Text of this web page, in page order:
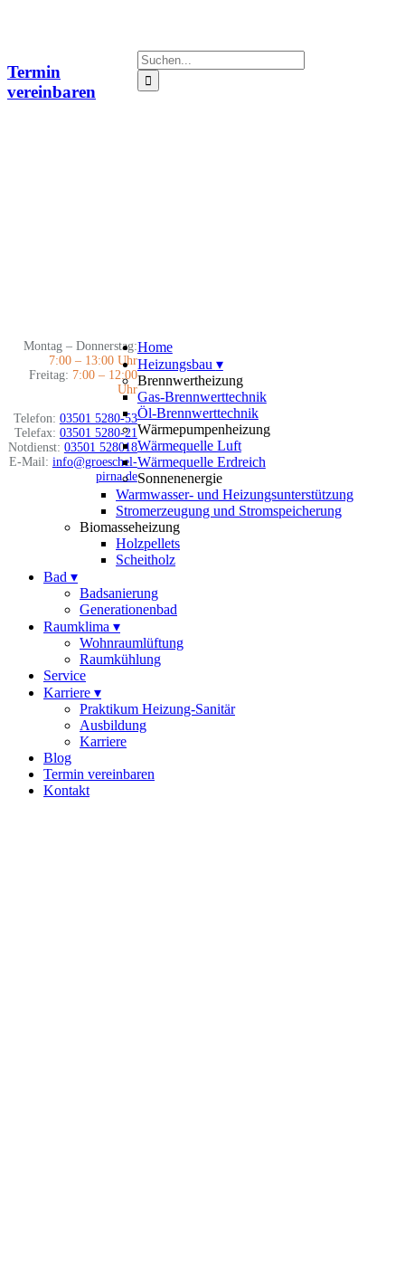
Termin
vereinbaren
Montag – Donnerstag:
7:00 – 13:00 Uhr
Freitag: 7:00 – 12:00
Uhr
Telefon: 03501 5280-53
Telefax: 03501 5280-21
Notdienst: 03501 528018
E-Mail: info@groeschel-
pirna.de
Suche
nach:
Home
Heizungsbau ▾
Brennwertheizung
Gas-Brennwerttechnik
Öl-Brennwerttechnik
Wärmepumpenheizung
Wärmequelle Luft
Wärmequelle Erdreich
Sonnenenergie
Warmwasser- und Heizungsunterstützung
Stromerzeugung und Stromspeicherung
Biomasseheizung
Holzpellets
Scheitholz
Bad ▾
Badsanierung
Generationenbad
Raumklima ▾
Wohnraumlüftung
Raumkühlung
Service
Karriere ▾
Praktikum Heizung-Sanitär
Ausbildung
Karriere
Blog
Termin vereinbaren
Kontakt